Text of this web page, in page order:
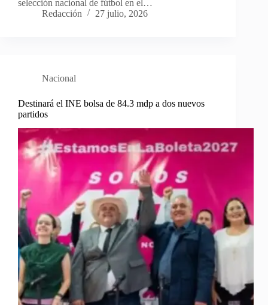
selección nacional de fútbol en el…
Redacción
27 julio, 2026
Nacional
Destinará el INE bolsa de 84.3 mdp a dos nuevos
partidos